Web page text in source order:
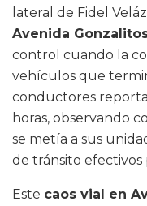
lateral de Fidel
Avenida
control cuando la
vehículos que
conductores
horas, observando
se metía a sus
de tránsito efectivos
Este caos vial en